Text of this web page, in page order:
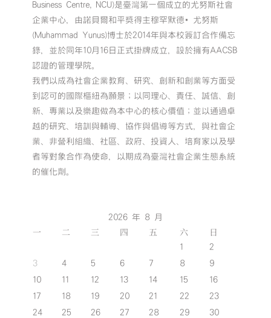
Business Centre, NCU)是臺灣第一個成立的尤努斯社會
企業中心，由諾貝爾和平獎得主穆罕默德•尤努斯
(Muhammad Yunus)博士於2014年與本校簽訂合作備忘
錄，並於同年10月16日正式掛牌成立，設於擁有AACSB
認證的管理學院。
我們以成為社會企業教育、研究、創新和創業等方面受
到認可的國際樞紐為願景；以同理心、責任、誠信、創
新、專業以及樂趣做為本中心的核心價值；並以通過卓
越的研究、培訓與輔導、協作與倡導等方式，與社會企
業、非營利組織、社區、政府、投資人、培育家以及學
者等對象合作為使命，以期成為臺灣社會企業生態系統
的催化劑。
2026 年 8 月
一 二 三 四 五 六 日
1
2
3
4 5 6 7 8
9
10
11 12 13 14 15
16
17
18 19 20 21 22
23
24
25 26 27 28 29
30